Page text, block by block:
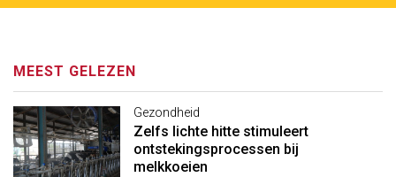
MEEST GELEZEN
Gezondheid
Zelfs lichte hitte stimuleert
ontstekingsprocessen bij
melkkoeien